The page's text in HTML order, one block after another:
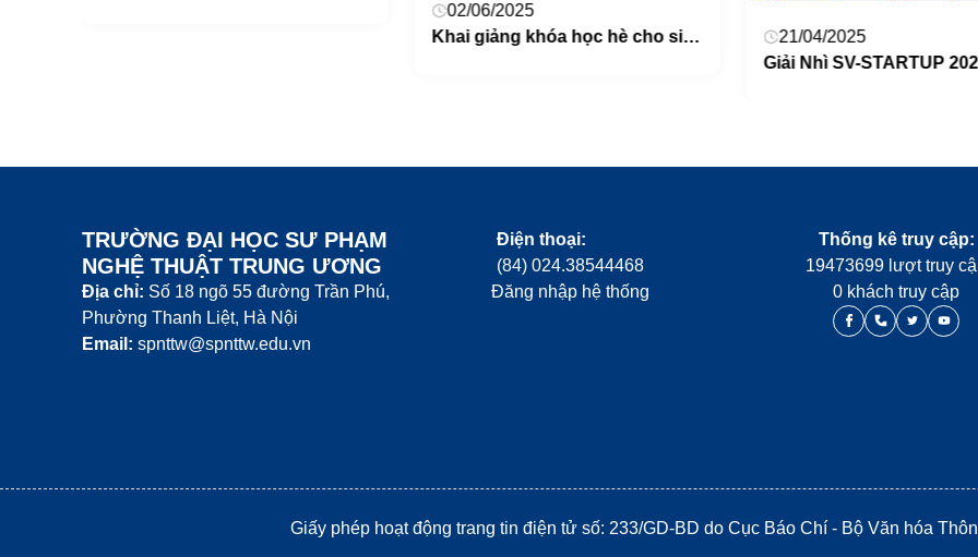
02/06/2025
Khai giảng khóa học hè cho sinh viên, Học viên Học viện Nghệ thuật Quảng Tây, Trung Quốc
21/04/2025
TRƯỜNG ĐẠI HỌC SƯ PHẠM
NGHỆ THUẬT TRUNG ƯƠNG
Địa chỉ: Số 18 ngõ 55 đường Trần Phú,
Phường Thanh Liệt, Hà Nội
Email: spnttw@spnttw.edu.vn
Điện thoại:
(84) 024.38544468
Đăng nhập hệ thống
Thống kê truy cập:
19473699 lượt truy
0 khách truy cập
Giấy phép hoạt động trang tin điện tử số: 233/GD-BD do Cục Báo Chí - Bộ Văn hóa